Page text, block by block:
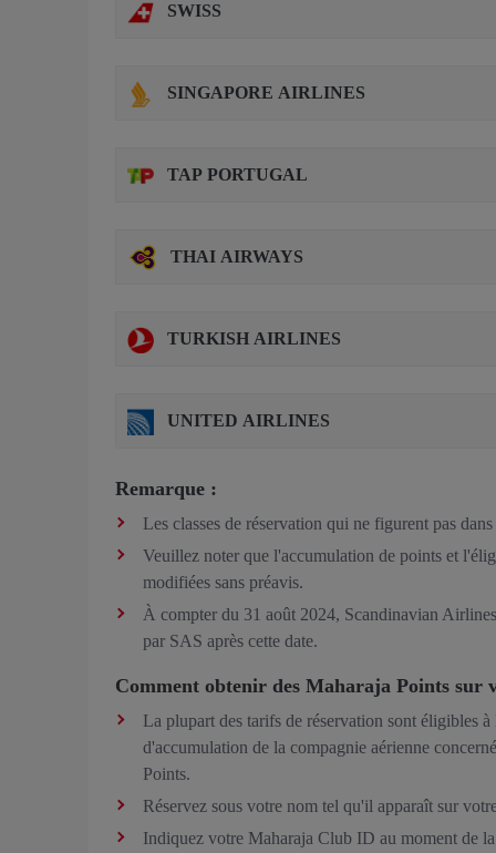
SWISS
SINGAPORE AIRLINES
TAP PORTUGAL
THAI AIRWAYS
TURKISH AIRLINES
UNITED AIRLINES
Remarque :
Les classes de réservation qui ne figurent pas
Veuillez noter que l'accumulation de points et
modifiées sans préavis.
À compter du 31 août 2024, Scandinavian
par SAS après cette date.
Comment obtenir des Maharaja Points sur
La plupart des tarifs de réservation sont éligibles
d'accumulation de la compagnie aérienne
Points.
Réservez sous votre nom tel qu'il apparaît sur
Indiquez votre Maharaja Club ID au moment de